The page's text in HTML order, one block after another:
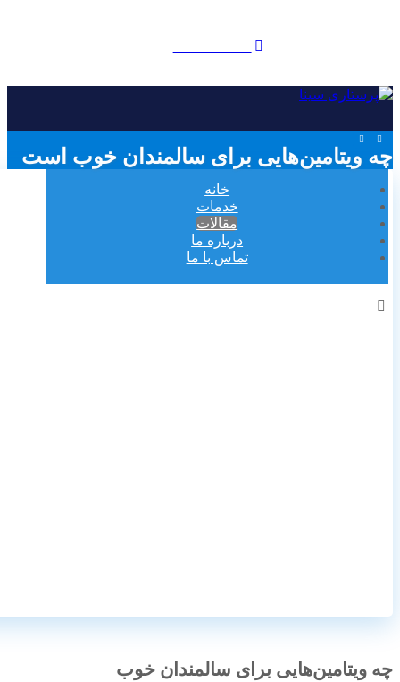
خانه
خدمات
مقالات
درباره ما
تماس با ما
چه ویتامین‌هایی برای سالمندان خوب است
چه ویتامین‌هایی برای سالمندان خوب